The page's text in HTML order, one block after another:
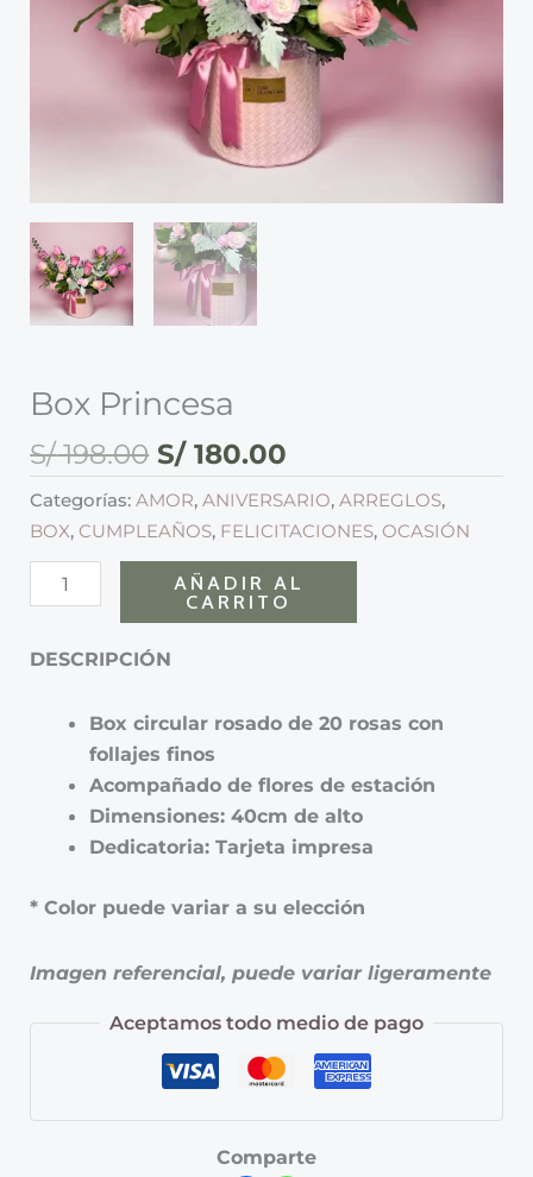
Box Princesa
S/198.00 S/180.00
Categorías:AMOR,ANIVERSARIO,ARREGLOS,
BOX, CUMPLEAÑOS, FELICITACIONES, OCASIÓN
AÑADIR AL
CARRITO
DESCRIPCIÓN
Box circular rosado de 20 rosas con
follajes finos
Acompañado de flores de estación
Dimensiones: 40cm de alto
Dedicatoria: Tarjeta impresa
* Color puede variar a su elección
Imagen referencial, puede variar ligeramente
Aceptamos todo medio de pago
Comparte